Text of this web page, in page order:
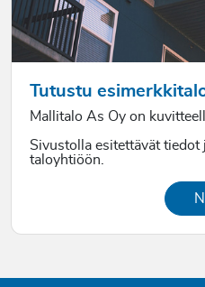
Tutustu
Mallitalo As Oy on
Sivustolla esitettävät
taloyhtiöön.